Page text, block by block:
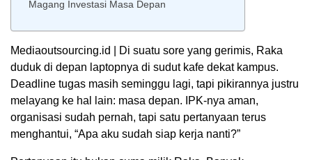
Magang Investasi Masa Depan
Mediaoutsourcing.id | Di suatu sore yang gerimis, Raka
duduk di depan laptopnya di sudut kafe dekat kampus.
Deadline tugas masih seminggu lagi, tapi pikirannya justru
melayang ke hal lain: masa depan. IPK-nya aman,
organisasi sudah pernah, tapi satu pertanyaan terus
menghantui, “Apa aku sudah siap kerja nanti?”